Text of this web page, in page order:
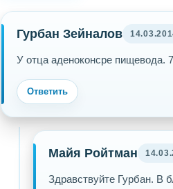
Гурбан Зейналов
У отца аденоконсре пищевода.
Ответить
Майя Ройтман
Здравствуйте Гурбан. В